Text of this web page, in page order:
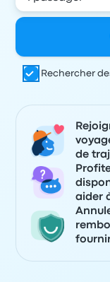
Rechercher
de
aider